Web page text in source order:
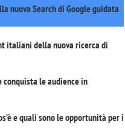
nuova Search di Google guidata
italiani della nuova ricerca di
le audience in
e quali sono le opportunità per i